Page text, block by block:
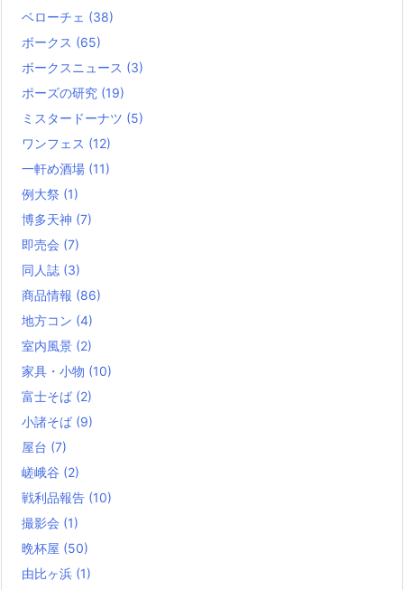
ベローチェ (38)
ボークス (65)
ボークスニュース (3)
ポーズの研究 (19)
ミスタードーナツ (5)
ワンフェス (12)
一軒め酒場 (11)
例大祭 (1)
博多天神 (7)
即売会 (7)
同人誌 (3)
商品情報 (86)
地方コン (4)
室内風景 (2)
家具・小物 (10)
富士そば (2)
小諸そば (9)
屋台 (7)
嵯峨谷 (2)
戦利品報告 (10)
撮影会 (1)
晩杯屋 (50)
由比ヶ浜 (1)